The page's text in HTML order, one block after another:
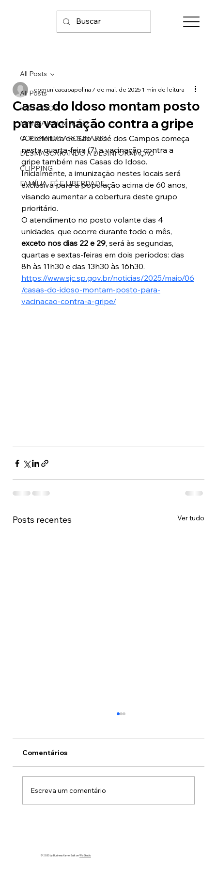
All Posts
PROJETOS
MANDATO EM AÇÃO
COLUNA DO APOLINARIO
DESMASCARANDO A DESINFORMAÇÃO
CLIPPING
FAMÍLIA, FÉ E LIBERDADE
All Posts
Casas do Idoso montam posto
para vacinação contra a gripe
comunicacaoapolina7 de mai. de 20251 min de leitura
A Prefeitura de São José dos Campos começa
nesta quarta-feira (7) a vacinação contra a
gripe também nas Casas do Idoso.
Inicialmente, a imunização nestes locais será
exclusiva para a população acima de 60 anos,
visando aumentar a cobertura deste grupo
prioritário.
O atendimento no posto volante das 4
unidades, que ocorre durante todo o mês,
exceto nos dias 22 e 29, será às segundas,
quartas e sextas-feiras em dois períodos: das
8h às 11h30 e das 13h30 às 16h30.
https://www.sjc.sp.gov.br/noticias/2025/maio/06
/casas-do-idoso-montam-posto-para-
vacinacao-contra-a-gripe/
Posts recentes Ver tudo
O preço do crime
Comentários
Escreva um comentário
© 2035 by Business Name. Built onWix Studio